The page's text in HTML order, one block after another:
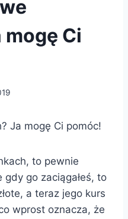
Ci
Ja mogę Ci pomóc!
to pewnie
go zaciągałeś, to
a teraz jego kurs
wprost oznacza, że